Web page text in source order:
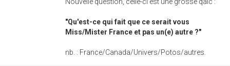
Nouvelle question, celle-ci est une grosse qàlc :
"Qu'est-ce qui fait que ce serait vous
Miss/Mister France et pas un(e) autre ?"
nb. : France/Canada/Univers/Potos/autres.